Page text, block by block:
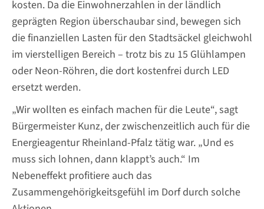
kosten. Da die Einwohnerzahlen in der ländlich
geprägten Region überschaubar sind, bewegen sich
die finanziellen Lasten für den Stadtsäckel gleichwohl
im vierstelligen Bereich – trotz bis zu 15 Glühlampen
oder Neon-Röhren, die dort kostenfrei durch LED
ersetzt werden.
„Wir wollten es einfach machen für die Leute“, sagt
Bürgermeister Kunz, der zwischenzeitlich auch für die
Energieagentur Rheinland-Pfalz tätig war. „Und es
muss sich lohnen, dann klappt’s auch.“ Im
Nebeneffekt profitiere auch das
Zusammengehörigkeitsgefühl im Dorf durch solche